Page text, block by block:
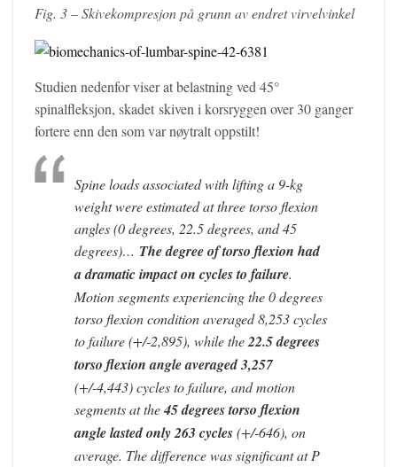
Fig. 3 – Skivekompresjon på grunn av endret virvelvinkel
Studien nedenfor viser at belastning ved 45°
spinalfleksjon, skadet skiven i korsryggen over 30 ganger
fortere enn den som var nøytralt oppstilt!
Spine loads associated with lifting a 9-kg
weight were estimated at three torso flexion
angles (0 degrees, 22.5 degrees, and 45
degrees)… The degree of torso flexion had
a dramatic impact on cycles to failure.
Motion segments experiencing the 0 degrees
torso flexion condition averaged 8,253 cycles
to failure (+/-2,895), while the22.5 degrees
torso flexion angle averaged 3,257
(+/-4,443) cycles to failure, and motion
segments at the45 degrees torso flexion
angle lasted only 263 cycles(+/-646), on
average. The difference was significant at P